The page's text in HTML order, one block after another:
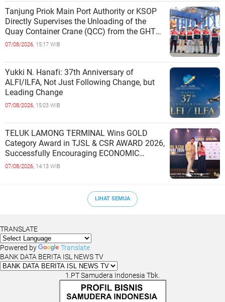
Tanjung Priok Main Port Authority or KSOP
Directly Supervises the Unloading of the
Quay Container Crane (QCC) from the GHT
Marimas Ship at the North J
07/08/2026, 15:17 WIB
Yukki N. Hanafi: 37th Anniversary of
ALFI/ILFA, Not Just Following Change, but
Leading Change
07/08/2026, 15:03 WIB
TELUK LAMONG TERMINAL Wins GOLD
Category Award in TJSL & CSR AWARD 2026,
Successfully Encouraging ECONOMIC
INDEPENDENCE OF COASTAL
07/08/2026, 14:13 WIB
LIHAT SEMUA
TRANSLATE
Powered by
Translate
BANK DATA BERITA ISL NEWS TV
1.PT Samudera Indonesia Tbk.